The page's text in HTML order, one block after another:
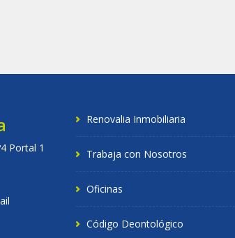
Portal 1
Renovalia Inmobiliaria
Trabaja con Nosotros
Oficinas
Código Deontológico